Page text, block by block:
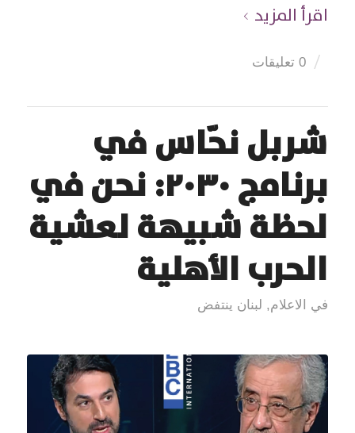
اقرأ المزيد
/ 0 تعليقات
شربل نحّاس في
برنامج ٢٠٣٠: نحن في
لحظة شبيهة لعشية
الحرب الأهلية
في الاعلام, لبنان ينتفض